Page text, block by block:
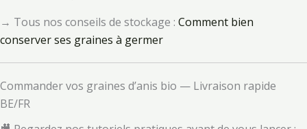
→ Tous nos conseils de stockage : Comment bien
conserver ses graines à germer
Commander vos graines d’anis bio — Livraison rapide
BE/FR